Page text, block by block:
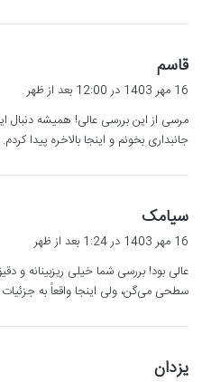
قاسم
ت
:
16 مهر 1403 در 12:00 بعد از ظهر
مرسی از این بررسی عالی! همیشه دنبال
جانبداری بخونم و اینجا بالاخره پیدا
سیامک
ف
:
16 مهر 1403 در 1:24 بعد از ظهر
عالی بود! بررسی شما خیلی ریزبینانه و
سطحی می‌گن، ولی اینجا واقعاً به
یزدان